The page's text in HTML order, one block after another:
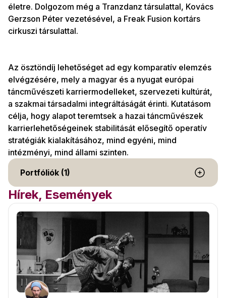
életre. Dolgozom még a Tranzdanz társulattal, Kovács
Gerzson Péter vezetésével, a Freak Fusion kortárs
cirkuszi társulattal.
Az ösztöndíj lehetőséget ad egy komparatív elemzés
elvégzésére, mely a magyar és a nyugat európai
táncművészeti karriermodelleket, szervezeti kultúrát,
a szakmai társadalmi integráltáságát érinti. Kutatásom
célja, hogy alapot teremtsek a hazai táncművészek
karrierlehetőségeinek stabilitását elősegítő operatív
stratégiák kialakításához, mind egyéni, mind
intézményi, mind állami szinten.
Portfóliók (1)
Hírek, Események